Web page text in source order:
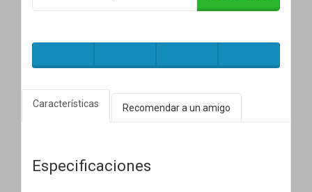
Características Recomendar a un amigo
Especificaciones